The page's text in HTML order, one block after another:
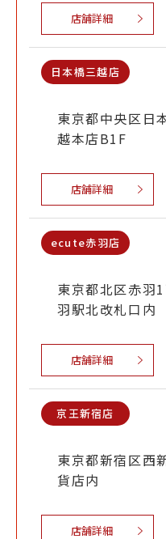
店舗詳細
日本橋三越店
東京都中央区日
越本店B1F
店舗詳細
ecute赤羽店
東京都北区赤羽
羽駅北改札口内
店舗詳細
京王新宿店
東京都新宿区西
貨店内
店舗詳細